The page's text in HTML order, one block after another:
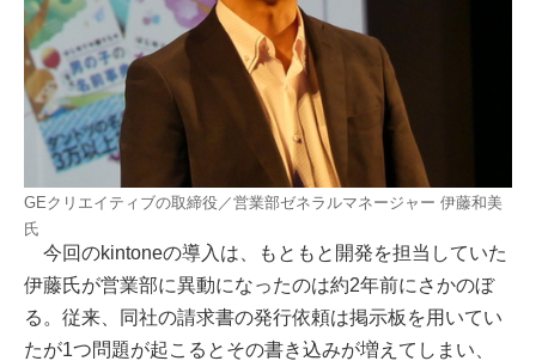
GEクリエイティブの取締役／営業部ゼネラルマネージャー 伊藤和美
氏
今回のkintoneの導入は、もともと開発を担当していた
伊藤氏が営業部に異動になったのは約2年前にさかのぼ
る。従来、同社の請求書の発行依頼は掲示板を用いてい
たが1つ問題が起こるとその書き込みが増えてしまい、